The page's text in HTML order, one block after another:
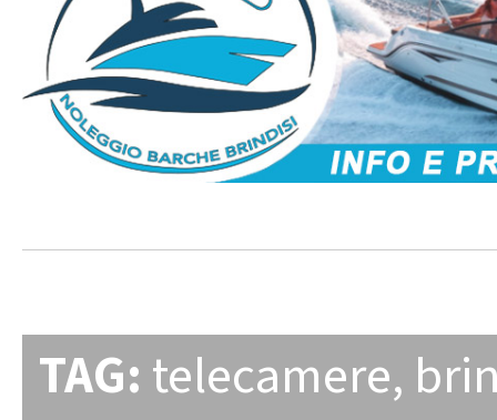
TAG: telecamere,